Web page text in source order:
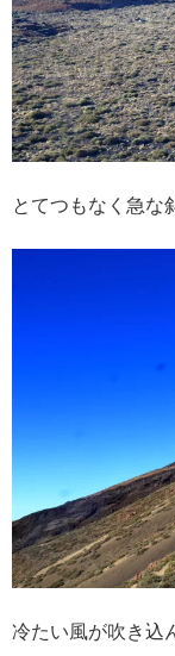
とてつもなく急な
冷たい風が吹き込